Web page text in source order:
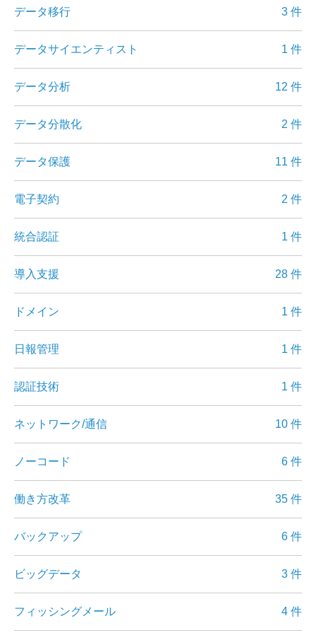
データ移行 3 件
データサイエンティスト 1 件
データ分析 12 件
データ分散化 2 件
データ保護 11 件
電子契約 2 件
統合認証 1 件
導入支援 28 件
ドメイン 1 件
日報管理 1 件
認証技術 1 件
ネットワーク/通信 10 件
ノーコード 6 件
働き方改革 35 件
バックアップ 6 件
ビッグデータ 3 件
フィッシングメール 4 件